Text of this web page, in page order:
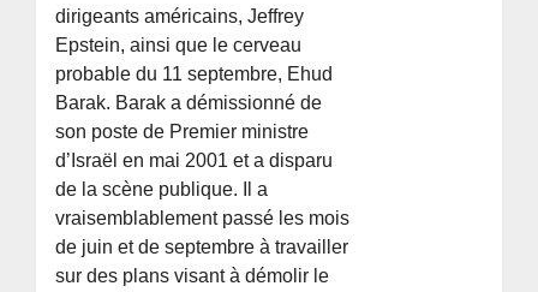
dirigeants américains, Jeffrey
Epstein, ainsi que le cerveau
probable du 11 septembre, Ehud
Barak. Barak a démissionné de
son poste de Premier ministre
d’Israël en mai 2001 et a disparu
de la scène publique. Il a
vraisemblablement passé les mois
de juin et de septembre à travailler
sur des plans visant à démolir le